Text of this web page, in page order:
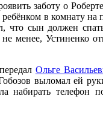
заботу о
ребёнком в комнату
что сын должен
менее, Устиненко
Ольге
выломал ей
набирать телефон